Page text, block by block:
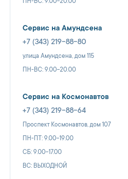
Сервис на Амундсена
+7 (343) 219-88-80
улица Амундсена, дом 115
ПН-ВС: 9.00-20.00
Сервис на Космонавтов
+7 (343) 219-88-64
Проспект Космонавтов, дом 107
ПН-ПТ: 9.00-19.00
СБ: 9.00-17.00
ВС: ВЫХОДНОЙ